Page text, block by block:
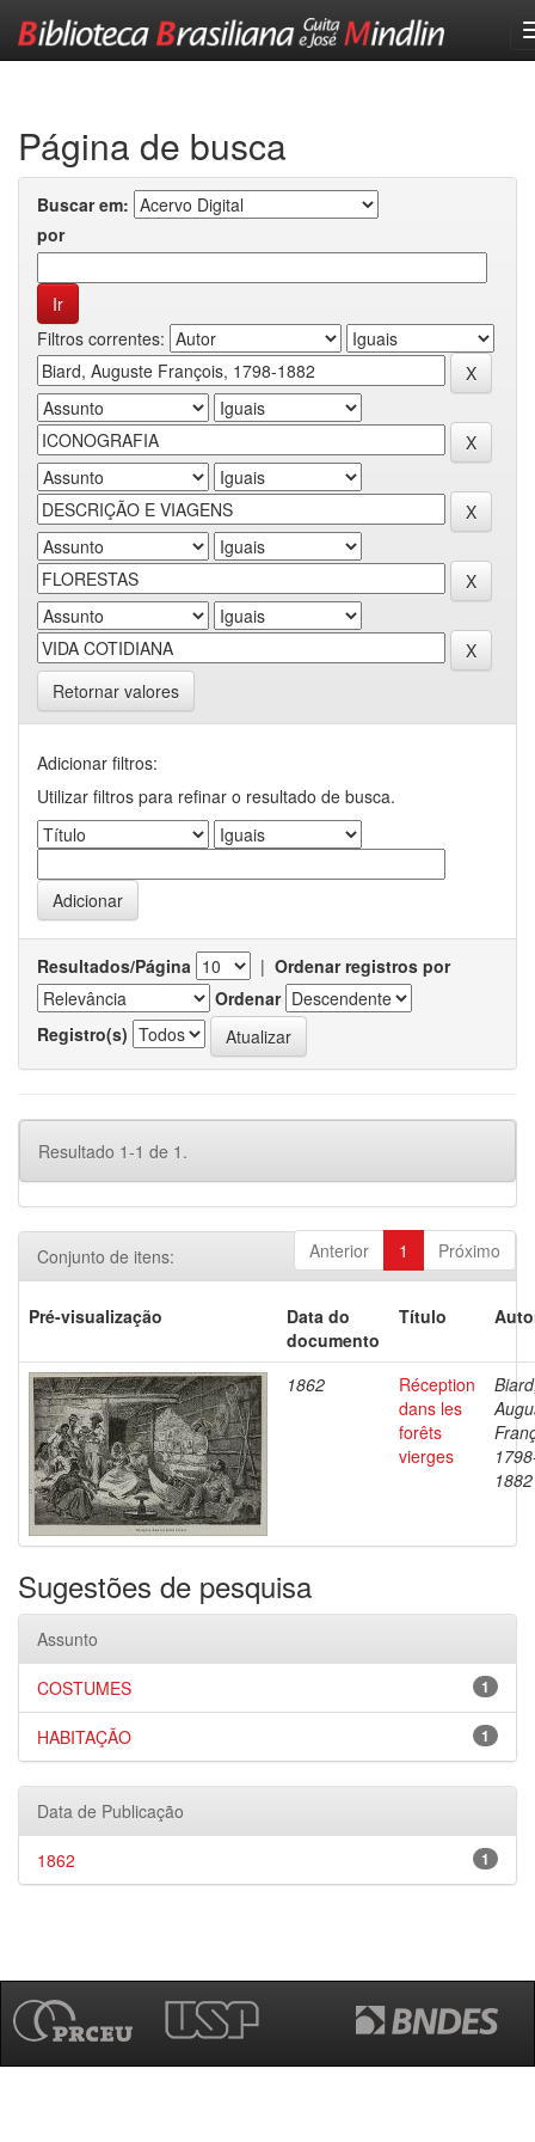
Página de busca
Buscar em:
por
Filtros correntes:
Retornar valores
Adicionar filtros:
Utilizar filtros para refinar o resultado de busca.
Resultados/Página | Ordenar registros por
Ordenar
Registro(s)
Resultado 1-1 de 1.
Anterior 1 Próximo
Conjunto de itens:
Pré-visualização
Data do
documento
Título
1862
Réception
dans les
forêts
vierges
1882
Sugestões de pesquisa
Assunto
1
COSTUMES
1
HABITAÇÃO
Data de Publicação
1
1862